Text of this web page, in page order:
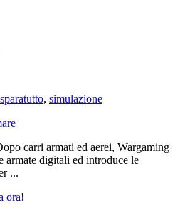
sparatutto, simulazione
carri armati ed aerei, Wargaming
armate digitali ed introduce le
...
ora!